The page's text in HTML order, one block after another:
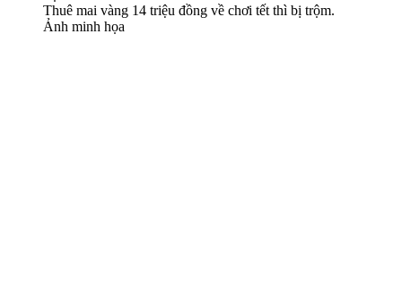
Thuê mai vàng 14 triệu đồng về chơi tết thì bị trộm.
Ảnh minh họa